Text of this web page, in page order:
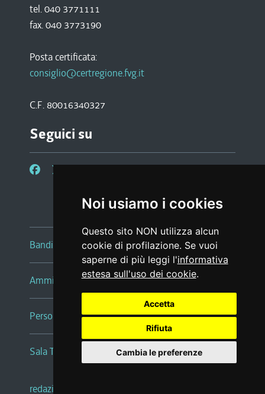
Noi usiamo i cookies
Questo sito NON utilizza alcun
cookie di profilazione. Se vuoi
saperne di più leggi l'informativa
estesa sull'uso dei cookie.
Accetta
Rifiuta
Cambia le preferenze
tel. 040 3771111
fax. 040 3773190
Posta certificata:
consiglio@certregione.fvg.it
C.F. 80016340327
Seguici su
Bandi e avvisi
Amministrazione trasparente
Persone e Uffici
Sala Tiziano Tessitori
redazione web